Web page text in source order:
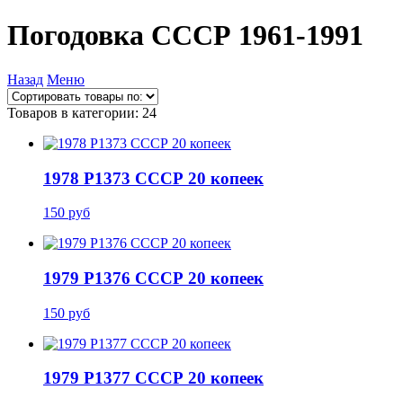
Погодовка СССР 1961-1991
Назад Меню
Товаров в категории: 24
1978 P1373 СССР 20 копеек
150 руб
1979 P1376 СССР 20 копеек
150 руб
1979 P1377 СССР 20 копеек